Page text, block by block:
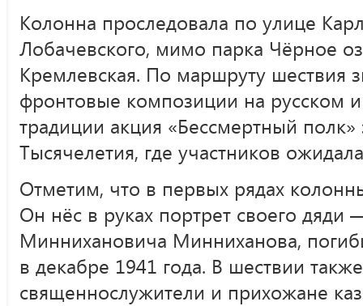
Колонна проследовала по улице
Лобачевского, мимо парка Чёрное
Кремлевская. По маршруту шествия
фронтовые композиции на русском
традиции акция «Бессмертный
Тысячелетия, где участников
Отметим, что в первых рядах
Он нёс в руках портрет своего дяди
Миннихановича Минниханова,
в декабре 1941 года. В шествии
священнослужители и прихожане